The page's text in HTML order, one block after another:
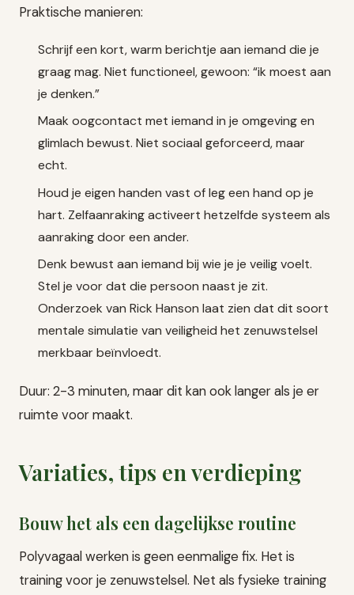
Praktische manieren:
Schrijf een kort, warm berichtje aan iemand die je
graag mag. Niet functioneel, gewoon: “ik moest aan
je denken.”
Maak oogcontact met iemand in je omgeving en
glimlach bewust. Niet sociaal geforceerd, maar
echt.
Houd je eigen handen vast of leg een hand op je
hart. Zelfaanraking activeert hetzelfde systeem als
aanraking door een ander.
Denk bewust aan iemand bij wie je je veilig voelt.
Stel je voor dat die persoon naast je zit.
Onderzoek van Rick Hanson laat zien dat dit soort
mentale simulatie van veiligheid het zenuwstelsel
merkbaar beïnvloedt.
Duur: 2-3 minuten, maar dit kan ook langer als je er
ruimte voor maakt.
Variaties, tips en verdieping
Bouw het als een dagelijkse routine
Polyvagaal werken is geen eenmalige fix. Het is
training voor je zenuwstelsel. Net als fysieke training